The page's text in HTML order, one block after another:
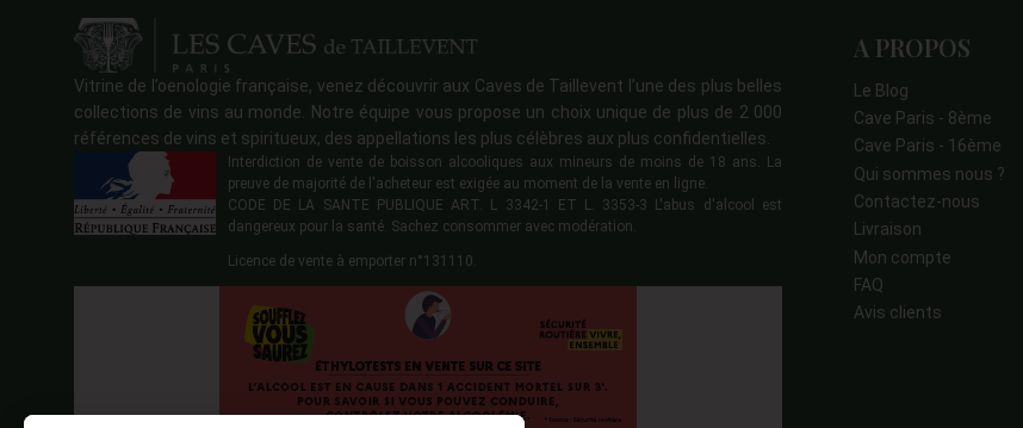
Vitrine de l’oenologie française, venez découvrir aux Caves de Taillevent l’une des plus belles
collections de vins au monde. Notre équipe vous propose un choix unique de plus de 2 000
références de vins et spiritueux, des appellations les plus célèbres aux plus confidentielles.
Interdiction de vente de boisson alcooliques aux mineurs de moins de 18 ans. La
preuve de majorité de l'acheteur est exigée au moment de la vente en ligne.
CODE DE LA SANTE PUBLIQUE ART. L 3342-1 ET L. 3353-3 L'abus d'alcool est
dangereux pour la santé. Sachez consommer avec modération.
Licence de vente à emporter n°131110.
A PROPOS
Le Blog
Cave Paris - 8ème
Cave Paris - 16ème
Qui sommes nous ?
Contactez-nous
Livraison
Mon compte
FAQ
Avis clients